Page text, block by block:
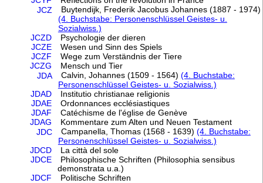
JCZ
Buytendijk, Frederik Jacobus Johannes (1887 - 1974)
(4. Buchstabe: Personenschlüssel Geistes- u.
Sozialwiss.)
JCZD
Psychologie der dieren
JCZE
Wesen und Sinn des Spiels
JCZF
Wege zum Verständnis der Tiere
JCZG
Mensch und Tier
JDA Calvin, Johannes (1509 - 1564) (4. Buchstabe:
Personenschlüssel Geistes- u. Sozialwiss.)
JDAD
Institutio christianae religionis
JDAE
Ordonnances ecclésiastiques
JDAF
Catéchisme de l'église de Genève
JDAG
Kommentare zum Alten und Neuen Testament
JDC Campanella, Thomas (1568 - 1639) (4. Buchstabe:
Personenschlüssel Geistes- u. Sozialwiss.)
JDCD
La città del sole
JDCE
Philosophische Schriften (Philosophia sensibus
demonstrata u.a.)
JDCF
Politische Schriften